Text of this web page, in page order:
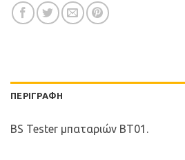
ΠΕΡΙΓΡΑΦΉ
BS Tester μπαταριών BT01.